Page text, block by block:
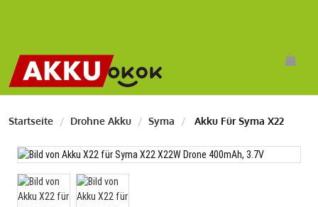
Startseite Drohne Akku Syma Akku Für Syma X22